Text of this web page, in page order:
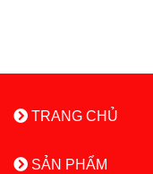
TRANG CHỦ
SẢN PHẨM